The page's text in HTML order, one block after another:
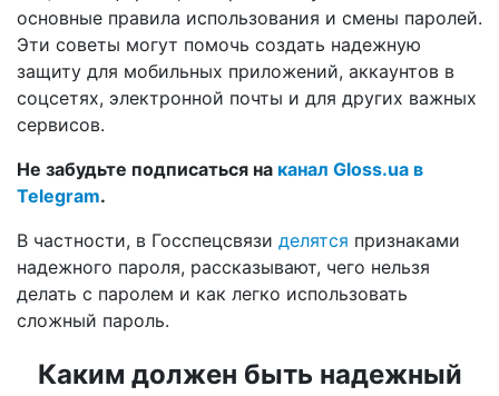
основные правила использования и смены паролей.
Эти советы могут помочь создать надежную
защиту для мобильных приложений, аккаунтов в
соцсетях, электронной почты и для других важных
сервисов.
Не забудьте подписаться на канал Gloss.ua в
Telegram.
В частности, в Госспецсвязи делятся признаками
надежного пароля, рассказывают, чего нельзя
делать с паролем и как легко использовать
сложный пароль.
Каким должен быть надежный